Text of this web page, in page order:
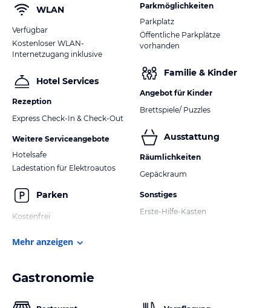
WLAN
Verfügbar
Kostenloser WLAN-
Internetzugang inklusive
Hotel Services
Rezeption
Express Check-In & Check-Out
Weitere Serviceangebote
Hotelsafe
Ladestation für Elektroautos
Parken
Kostenfrei
Parkmöglichkeiten
Parkplatz
Öffentliche Parkplätze
vorhanden
Familie & Kinder
Angebot für Kinder
Brettspiele/ Puzzles
Ausstattung
Räumlichkeiten
Gepäckraum
Sonstiges
Erste-Hilfe-Kasten
Mehr anzeigen
Gastronomie